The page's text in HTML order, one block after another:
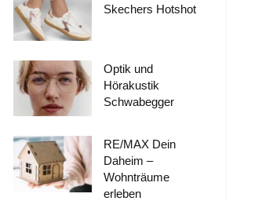
Skechers Hotshot
Optik und
Hörakustik
Schwabegger
RE/MAX Dein
Daheim –
Wohnträume
erleben